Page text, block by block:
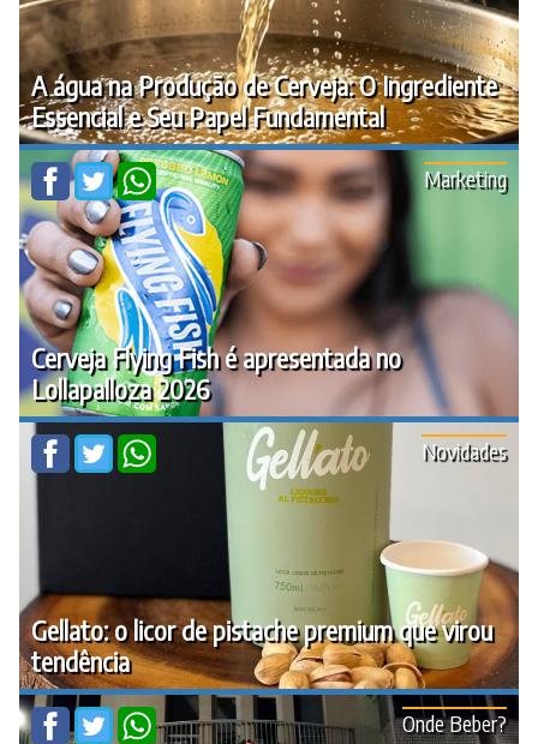
A água na Produção de Cerveja: O Ingrediente
Essencial e Seu Papel Fundamental
Cerveja Flying Fish é apresentada no
Lollapalloza 2026
Marketing
Gellato: o licor de pistache premium que virou
tendência
Novidades
Onde Beber?